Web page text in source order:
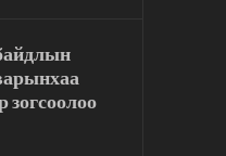
зогсоолоо